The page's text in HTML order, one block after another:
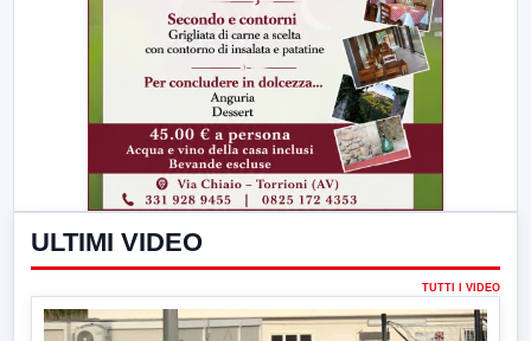
ULTIMI VIDEO
TUTTI I VIDEO